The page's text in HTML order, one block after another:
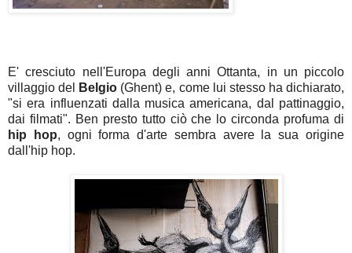
E' cresciuto nell'Europa degli anni Ottanta, in un piccolo
villaggio del
Belgio (Ghent) e, come lui stesso ha dichiarato,
"si era influenzati dalla musica americana, dal pattinaggio,
dai filmati". Ben presto tutto ciò che lo circonda profuma di
hip hop, ogni forma d'arte sembra avere la sua origine
dall'hip hop.